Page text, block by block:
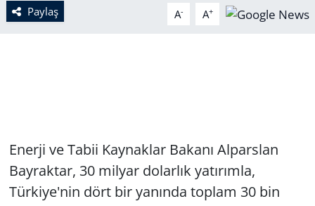
Paylaş A- A+
Enerji ve Tabii Kaynaklar Bakanı Alparslan
Bayraktar, 30 milyar dolarlık yatırımla,
Türkiye'nin dört bir yanında toplam 30 bin